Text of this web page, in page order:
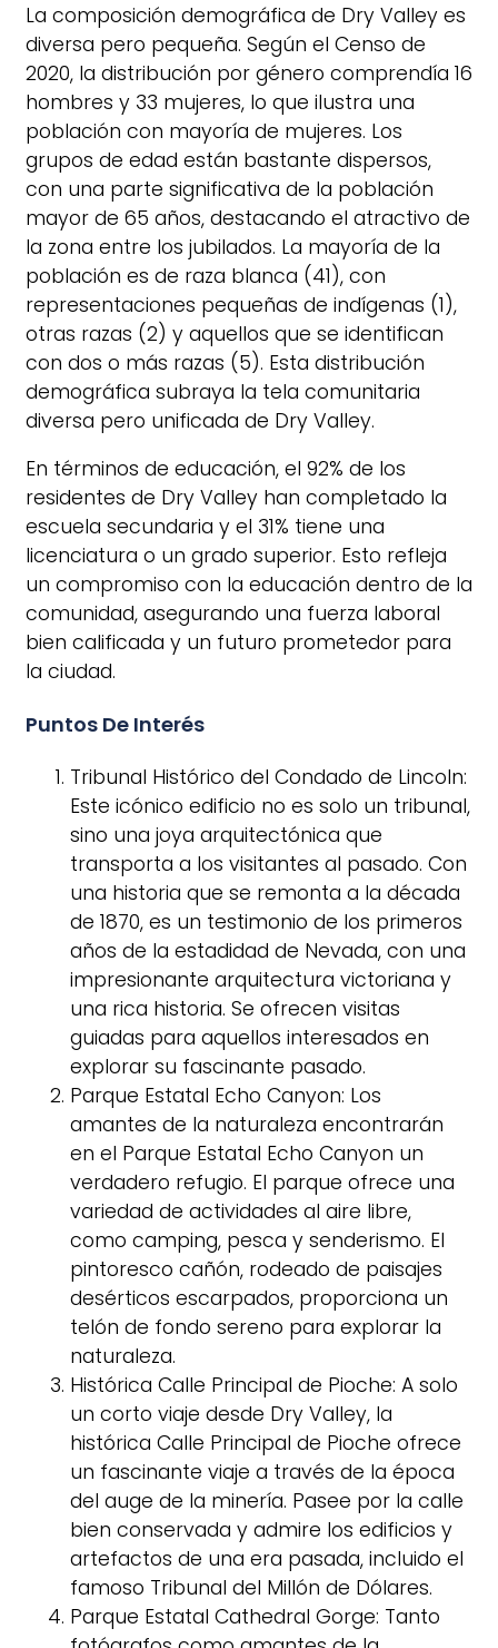
La composición demográfica de Dry Valley es
diversa pero pequeña. Según el Censo de
2020, la distribución por género comprendía 16
hombres y 33 mujeres, lo que ilustra una
población con mayoría de mujeres. Los
grupos de edad están bastante dispersos,
con una parte significativa de la población
mayor de 65 años, destacando el atractivo de
la zona entre los jubilados. La mayoría de la
población es de raza blanca (41), con
representaciones pequeñas de indígenas (1),
otras razas (2) y aquellos que se identifican
con dos o más razas (5). Esta distribución
demográfica subraya la tela comunitaria
diversa pero unificada de Dry Valley.
En términos de educación, el 92% de los
residentes de Dry Valley han completado la
escuela secundaria y el 31% tiene una
licenciatura o un grado superior. Esto refleja
un compromiso con la educación dentro de la
comunidad, asegurando una fuerza laboral
bien calificada y un futuro prometedor para
la ciudad.
Puntos De Interés
Tribunal Histórico del Condado de Lincoln:
Este icónico edificio no es solo un tribunal,
sino una joya arquitectónica que
transporta a los visitantes al pasado. Con
una historia que se remonta a la década
de 1870, es un testimonio de los primeros
años de la estadidad de Nevada, con una
impresionante arquitectura victoriana y
una rica historia. Se ofrecen visitas
guiadas para aquellos interesados en
explorar su fascinante pasado.
Parque Estatal Echo Canyon: Los
amantes de la naturaleza encontrarán
en el Parque Estatal Echo Canyon un
verdadero refugio. El parque ofrece una
variedad de actividades al aire libre,
como camping, pesca y senderismo. El
pintoresco cañón, rodeado de paisajes
desérticos escarpados, proporciona un
telón de fondo sereno para explorar la
naturaleza.
Histórica Calle Principal de Pioche: A solo
un corto viaje desde Dry Valley, la
histórica Calle Principal de Pioche ofrece
un fascinante viaje a través de la época
del auge de la minería. Pasee por la calle
bien conservada y admire los edificios y
artefactos de una era pasada, incluido el
famoso Tribunal del Millón de Dólares.
Parque Estatal Cathedral Gorge: Tanto